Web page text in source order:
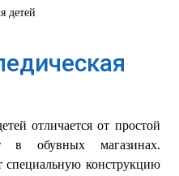
детей
отличается от простой
в обувных магазинах.
специальную конструкцию